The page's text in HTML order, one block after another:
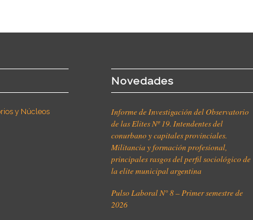
y Núcleos
Novedades
Informe de Investigación del Observatorio
de las Elites Nº 19. Intendentes del
conurbano y capitales provinciales.
Militancia y formación profesional,
principales rasgos del perfil sociológico de
la elite municipal argentina
Pulso Laboral N° 8 – Primer semestre de
2026